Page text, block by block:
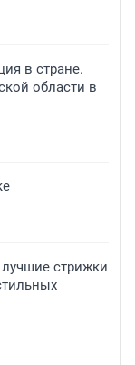
в стране.
области в
стрижки